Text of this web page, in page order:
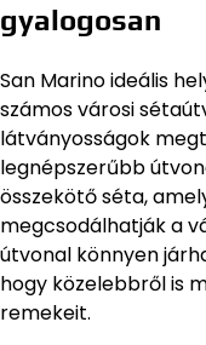
gyalogosan
San Marino ideális
számos városi
látványosságok
legnépszerűbb
összekötő séta,
megcsodálhatják a
útvonal könnyen
hogy közelebbről is
remekeit.